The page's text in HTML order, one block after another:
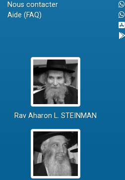
Nous contacter
Aide (FAQ)
Rav Aharon L. STEINMAN